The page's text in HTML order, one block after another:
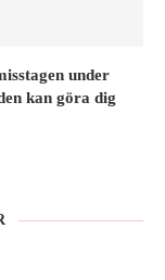
under
kan göra dig